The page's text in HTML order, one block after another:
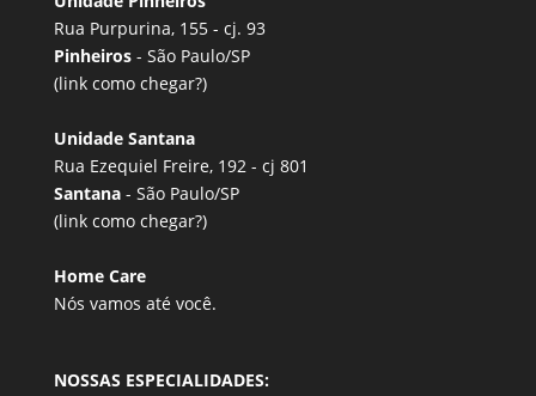
Rua Purpurina, 155 - cj. 93
Pinheiros - São Paulo/SP
(link como chegar?)
Unidade Santana
Rua Ezequiel Freire, 192 - cj 801
Santana - São Paulo/SP
(link como chegar?)
Home Care
Nós vamos até você.
NOSSAS ESPECIALIDADES: